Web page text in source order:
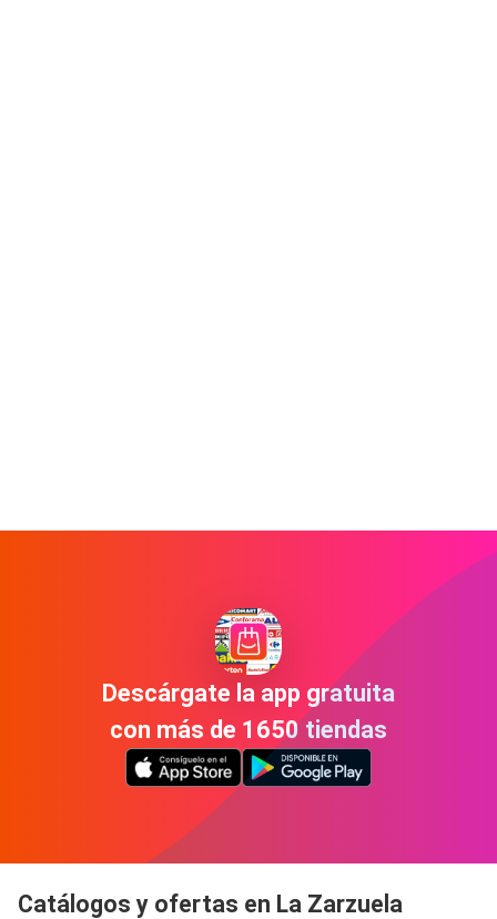
Descárgate la app gratuita
con más de 1650 tiendas
Catálogos y ofertas en La Zarzuela